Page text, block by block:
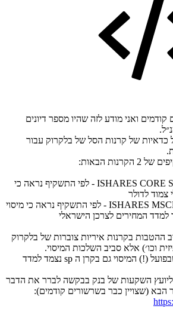
ואני מודע לזה שהיו מספר דיונים
כדאיות של קרנות הסל של בלקרוק עבור
הבאות:
1. ISHARES CORE S&P 500 UCITS ETF - לפי התשקיף נראה כי
צמוד לדולר
2. ISHARES MSCI ACWI UCITS ETF - לפי התשקיף נראה כי מיסוי
למדד המחירים לצרכן הישראלי
ההטבות בקרנות איריות צוברות של בלקרוק
וכו׳) אלא סביב השלכות המיסוי.
מבדיקה שעשיתי נראה שבפועל (!) המיסוי גם בקרן ה sp נצמד למדד
השקעות של בנק בבקשה לברר את הדבר
(שצויין כבר בשרשורים קודמים):